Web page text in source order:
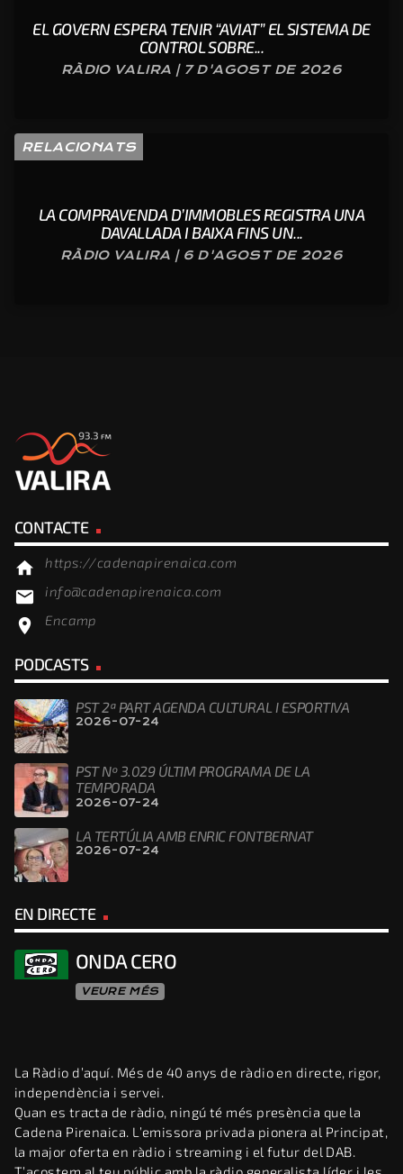
EL GOVERN ESPERA TENIR “AVIAT” EL SISTEMA DE
CONTROL SOBRE...
RÀDIO VALIRA | 7 D'AGOST DE 2026
RELACIONATS
LA COMPRAVENDA D’IMMOBLES REGISTRA UNA
DAVALLADA I BAIXA FINS UN...
RÀDIO VALIRA | 6 D'AGOST DE 2026
CONTACTE
home https://cadenapirenaica.com
email info@cadenapirenaica.com
location_on Encamp
PODCASTS
PST 2ª PART AGENDA CULTURAL I ESPORTIVA
2026-07-24
PST Nº 3.029 ÚLTIM PROGRAMA DE LA
TEMPORADA
2026-07-24
LA TERTÚLIA AMB ENRIC FONTBERNAT
2026-07-24
EN DIRECTE
ONDA CERO
VEURE MÉS
La Ràdio d’aquí. Més de 40 anys de ràdio en directe, rigor,
independència i servei.
Quan es tracta de ràdio, ningú té més presència que la
Cadena Pirenaica. L’emissora privada pionera al Principat,
la major oferta en ràdio i streaming i el futur del DAB.